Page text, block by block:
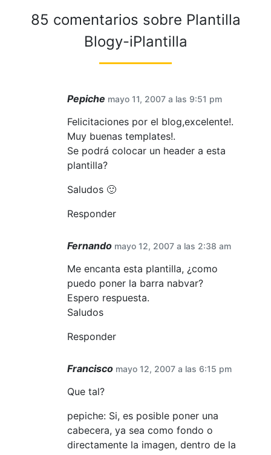
85 comentarios sobre Plantilla
Blogy-iPlantilla
Pepiche mayo 11, 2007 a las 9:51 pm
Felicitaciones por el blog,excelente!.
Muy buenas templates!.
Se podrá colocar un header a esta
plantilla?
Saludos 🙂
Responder
Fernando mayo 12, 2007 a las 2:38 am
Me encanta esta plantilla, ¿como
puedo poner la barra nabvar?
Espero respuesta.
Saludos
Responder
Francisco mayo 12, 2007 a las 6:15 pm
Que tal?
pepiche: Si, es posible poner una
cabecera, ya sea como fondo o
directamente la imagen, dentro de la